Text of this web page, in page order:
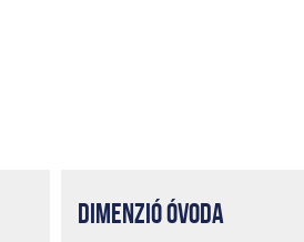
DIMENZIÓ ÓVODA